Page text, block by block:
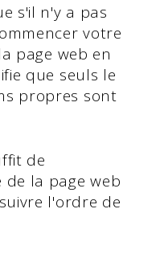
s'il n'y a pas
votre
page web en
que seuls le
propres sont
de
la page web
l'ordre de